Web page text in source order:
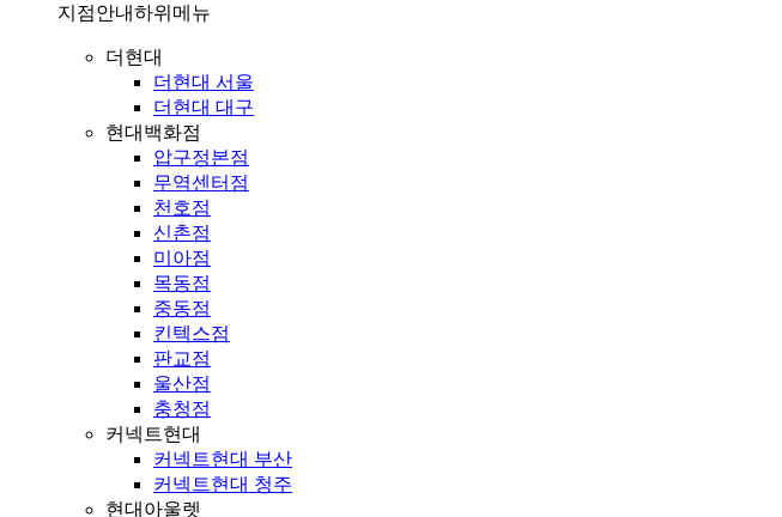
지점안내하위메뉴
더현대
더현대 서울
더현대 대구
현대백화점
압구정본점
무역센터점
천호점
신촌점
미아점
목동점
중동점
킨텍스점
판교점
울산점
충청점
커넥트현대
커넥트현대 부산
커넥트현대 청주
현대아울렛